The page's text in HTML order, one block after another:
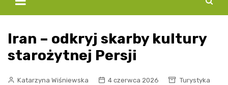
Iran – odkryj skarby kultury
starożytnej Persji
Katarzyna Wiśniewska 4 czerwca 2026 Turystyka